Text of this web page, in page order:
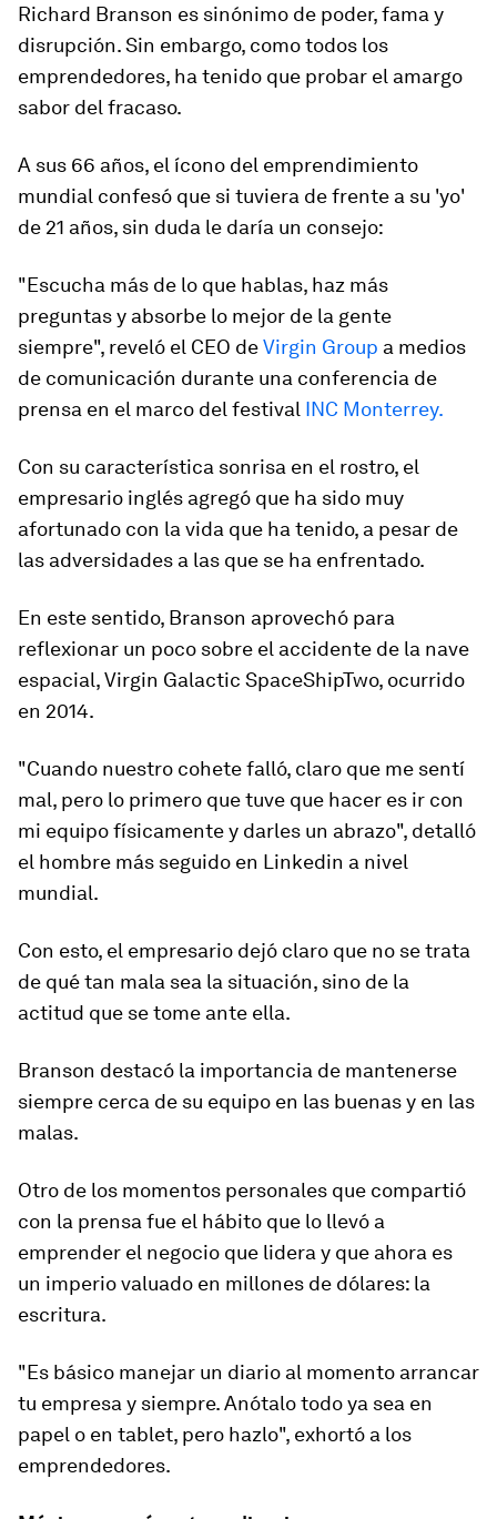
Richard Branson es sinónimo de poder, fama y
disrupción. Sin embargo, como todos los
emprendedores, ha tenido que probar el amargo
sabor del fracaso.
A sus 66 años, el ícono del emprendimiento
mundial confesó que si tuviera de frente a su 'yo'
de 21 años, sin duda le daría un consejo:
"Escucha más de lo que hablas, haz más
preguntas y absorbe lo mejor de la gente
siempre", reveló el CEO deVirgin Group a medios
de comunicación durante una conferencia de
prensa en el marco del festival INC Monterrey.
Con su característica sonrisa en el rostro, el
empresario inglés agregó que ha sido muy
afortunado con la vida que ha tenido, a pesar de
las adversidades a las que se ha enfrentado.
En este sentido, Branson aprovechó para
reflexionar un poco sobre el accidente de la nave
espacial, Virgin Galactic SpaceShipTwo, ocurrido
en 2014.
"Cuando nuestro cohete falló, claro que me sentí
mal, pero lo primero que tuve que hacer es ir con
mi equipo físicamente y darles un abrazo", detalló
el hombre más seguido en Linkedin a nivel
mundial.
Con esto, el empresario dejó claro que no se trata
de qué tan mala sea la situación, sino de la
actitud que se tome ante ella.
Branson destacó la importancia de mantenerse
siempre cerca de su equipo en las buenas y en las
malas.
Otro de los momentos personales que compartió
con la prensa fue el hábito que lo llevó a
emprender el negocio que lidera y que ahora es
un imperio valuado en millones de dólares: la
escritura.
"Es básico manejar un diario al momento arrancar
tu empresa y siempre. Anótalo todo ya sea en
papel o en tablet, pero hazlo", exhortó a los
emprendedores.